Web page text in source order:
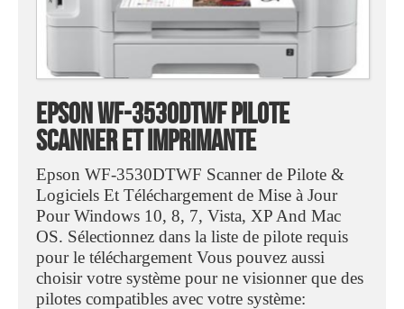
Epson WF-3530DTWF Pilote
Scanner Et Imprimante
Epson WF-3530DTWF Scanner de Pilote &
Logiciels Et Téléchargement de Mise à Jour
Pour Windows 10, 8, 7, Vista, XP And Mac
OS. Sélectionnez dans la liste de pilote requis
pour le téléchargement Vous pouvez aussi
choisir votre système pour ne visionner que des
pilotes compatibles avec votre système: